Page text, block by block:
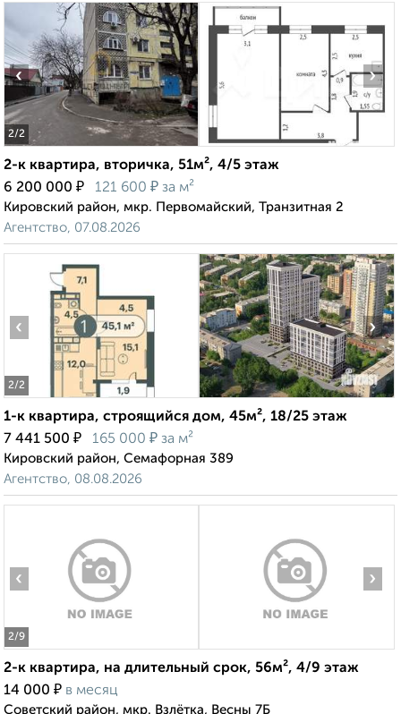
2/2
‹ ›
2-к квартира, вторичка, 51м², 4/5 этаж
6 200 000 ₽ 121 600 ₽ за м²
Кировский район, мкр. Первомайский, Транзитная 2
Агентство, 07.08.2026
2/2
‹ ›
1-к квартира, строящийся дом, 45м², 18/25 этаж
7 441 500 ₽ 165 000 ₽ за м²
Кировский район, Семафорная 389
Агентство, 08.08.2026
2/9
‹ ›
2-к квартира, на длительный срок, 56м², 4/9 этаж
14 000 ₽ в месяц
Советский район, мкр. Взлётка, Весны 7Б